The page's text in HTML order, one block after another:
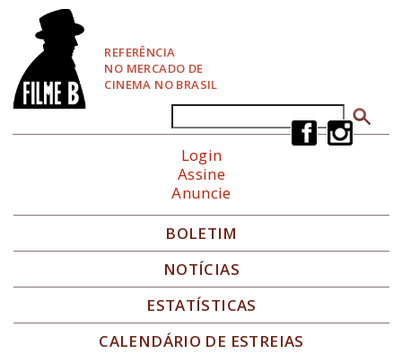
REFERÊNCIA
NO MERCADO DE
CINEMA NO BRASIL
Formulário de busca
Login
Assine
Anuncie
BOLETIM
NOTÍCIAS
ESTATÍSTICAS
CALENDÁRIO DE ESTREIAS